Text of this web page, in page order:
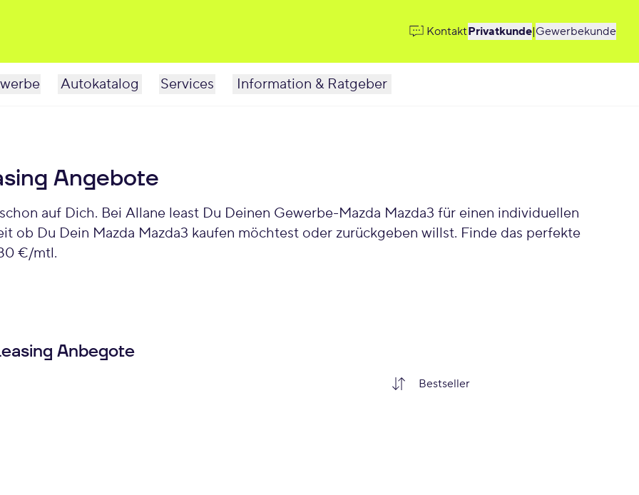
KontaktPrivatkunde|Gewerbekunde
Autokatalog Services Information & Ratgeber
Angebote
ob Du Dein Mazda Mazda3 kaufen möchtest oder zurückgeben willst. Finde das perfekte
€/mtl.
Anbegote